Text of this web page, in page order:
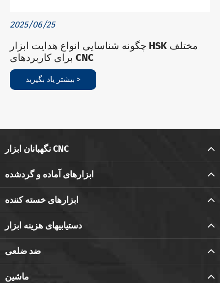
2025/06/25
چگونه شناسایی انواع هدایت ابزار HSK مختلف
برای کاربردهای CNC
بیشتر یاد بگیرید >
نگهبانان ابزار CNC
ابزارهای آماده و گردشده
ابزارهای خسته کننده
دستیابیهای هزینه ابزار
ضد ضلعی
ماشین